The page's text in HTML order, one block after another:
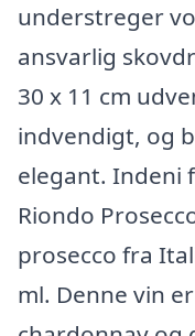
understreger
ansvarlig
30 x 11 cm
indvendigt, og
elegant. Indeni
Riondo
prosecco fra
ml. Denne vin